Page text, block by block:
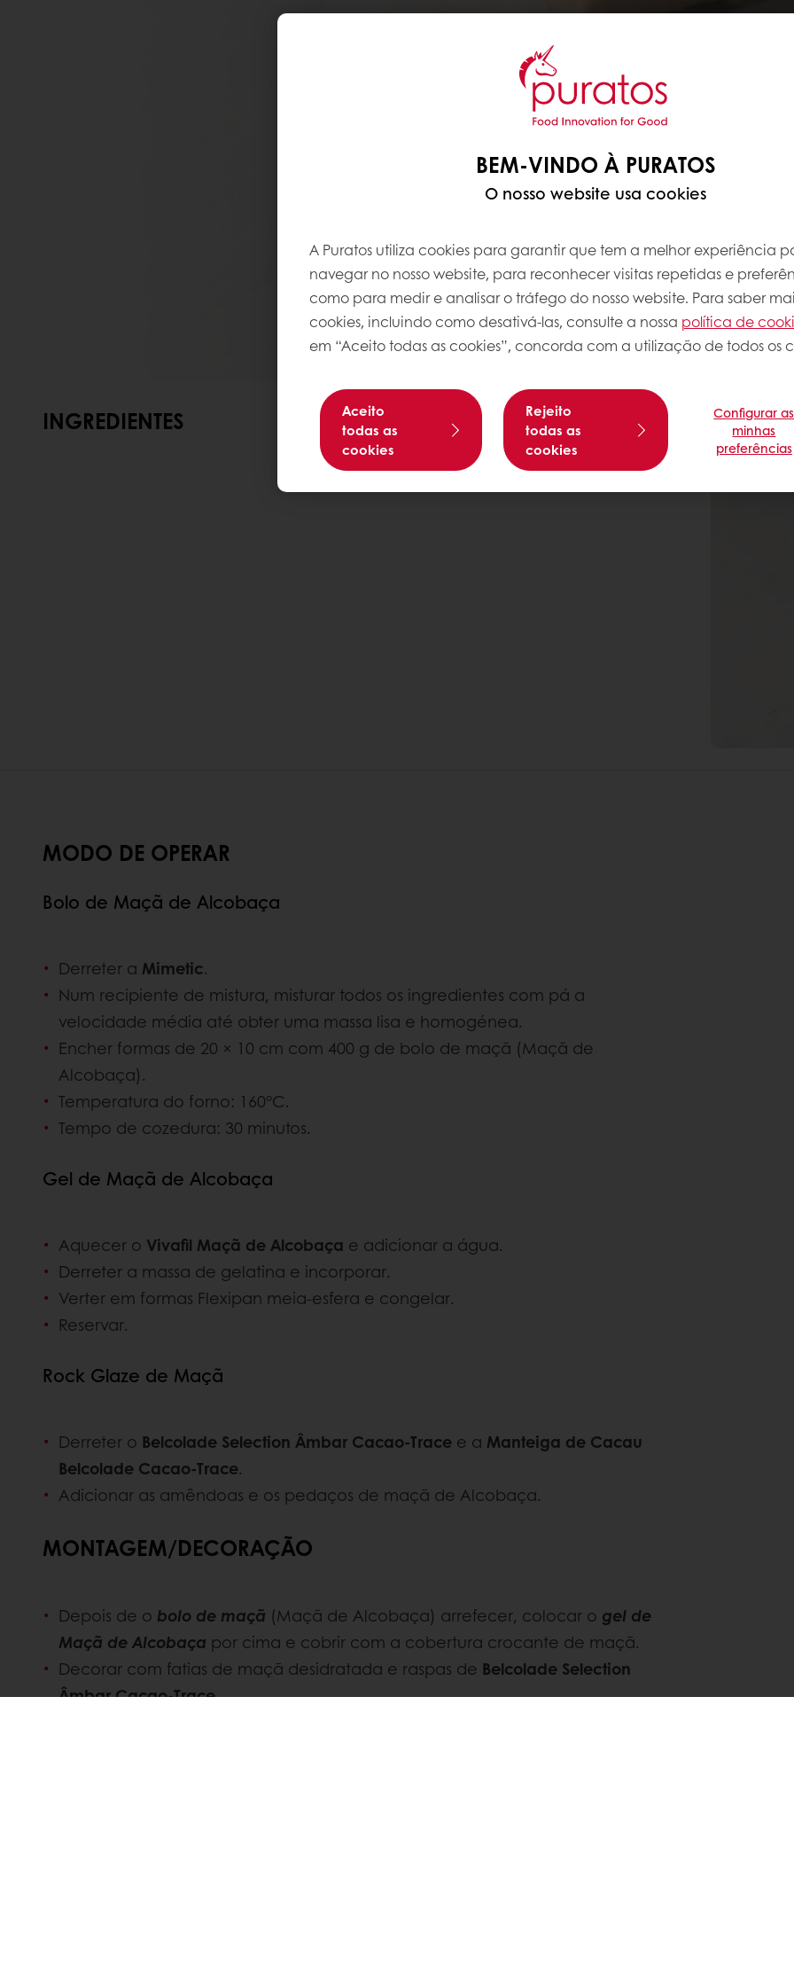
INGREDIENTES
MODO DE OPERAR
Bolo de Maçã de Alcobaça
Derreter a Mimetic.
Num recipiente de mistura, misturar todos os ingredientes com pá a
velocidade média até obter uma massa lisa e homogénea.
Encher formas de 20 × 10 cm com 400 g de bolo de maçã (Maçã de
Alcobaça).
Temperatura do forno: 160°C.
Tempo de cozedura: 30 minutos.
Gel de Maçã de Alcobaça
Aquecer o Vivafil Maçã de Alcobaça e adicionar a água.
Derreter a massa de gelatina e incorporar.
Verter em formas Flexipan meia-esfera e congelar.
Reservar.
Rock Glaze de Maçã
Derreter o Belcolade Selection Âmbar Cacao-Trace e a Manteiga de Cacau
Belcolade Cacao-Trace.
Adicionar as amêndoas e os pedaços de maçã de Alcobaça.
MONTAGEM/DECORAÇÃO
Depois de o bolo de maçã (Maçã de Alcobaça) arrefecer, colocar o gel de
Maçã de Alcobaça por cima e cobrir com a cobertura crocante de maçã.
Decorar com fatias de maçã desidratada e raspas de Belcolade Selection
Âmbar Cacao-Trace.
BEM-VINDO À PURATOS
O nosso website usa cookies
A Puratos utiliza cookies para garantir que tem a melhor experiência
navegar no nosso website, para reconhecer visitas repetidas e
como para medir e analisar o tráfego do nosso website. Para saber
cookies, incluindo como desativá-las, consulte a nossa política de
em “Aceito todas as cookies”, concorda com a utilização de todos os
Aceito
todas as
cookies
Rejeito
todas as
cookies
Configurar as
minhas
preferências